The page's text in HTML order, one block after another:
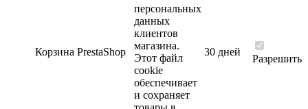
Корзина PrestaShop
персональных
данных
клиентов
магазина.
Этот файл
cookie
обеспечивает
и сохраняет
30 дней
Разрешить